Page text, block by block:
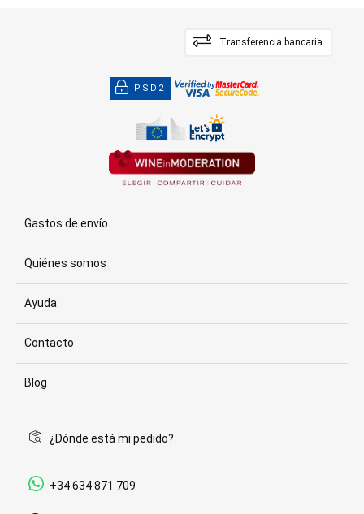
Transferencia bancaria
PSD2
Gastos de envío
Quiénes somos
Ayuda
Contacto
Blog
¿Dónde está mi pedido?
+34 634 871 709